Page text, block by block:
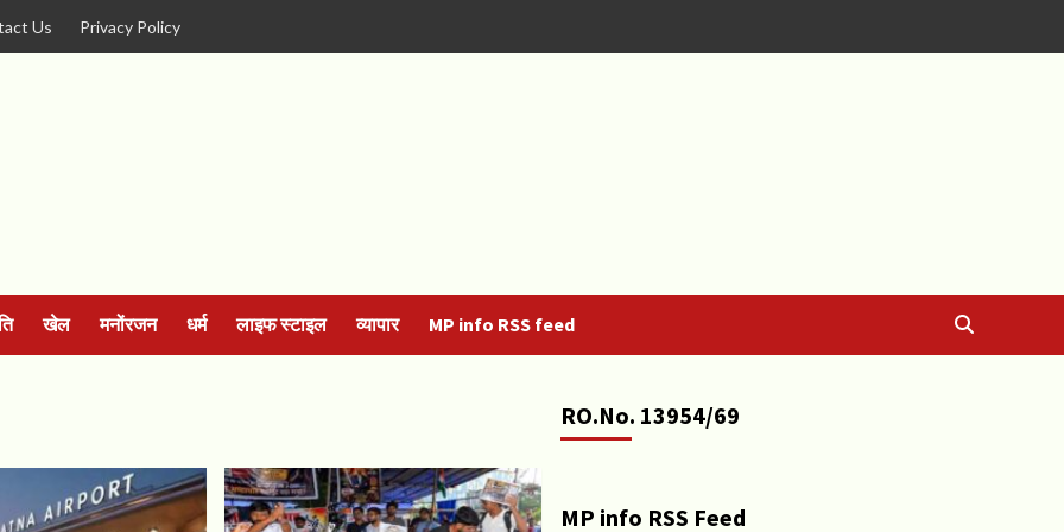
Us Privacy Policy
खेल मनोंरजन धर्म लाइफ स्टाइल व्यापार MP info RSS feed
RO.No. 13954/69
MP info RSS Feed